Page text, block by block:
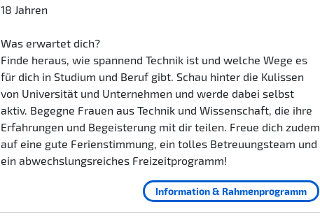
18 Jahren
Was erwartet dich?
Finde heraus, wie spannend Technik ist und welche Wege es
für dich in Studium und Beruf gibt. Schau hinter die Kulissen
von Universität und Unternehmen und werde dabei selbst
aktiv. Begegne Frauen aus Technik und Wissenschaft, die ihre
Erfahrungen und Begeisterung mit dir teilen. Freue dich zudem
auf eine gute Ferienstimmung, ein tolles Betreuungsteam und
ein abwechslungsreiches Freizeitprogramm!
Information & Rahmenprogramm